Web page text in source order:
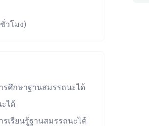
วโมง)
รศึกษาฐานสมรรถนะได้
ได้
เรียนรู้ฐานสมรรถนะได้